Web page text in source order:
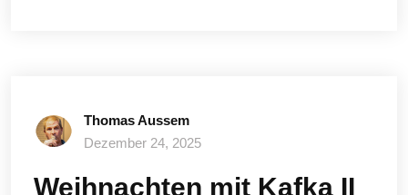
Thomas Aussem
Dezember 24, 2025
Weihnachten mit Kafka II